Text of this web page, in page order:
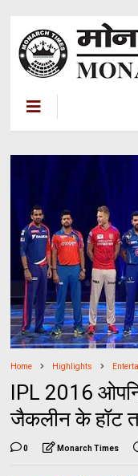
Home Highlights
IPL 2016
जैकलीन के हॉट
0 Monarch Times